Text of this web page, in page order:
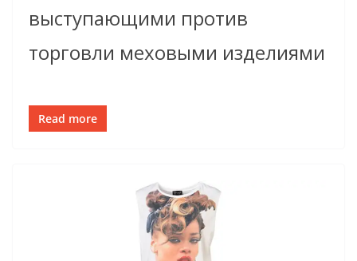
выступающими против
торговли меховыми изделиями
Read more